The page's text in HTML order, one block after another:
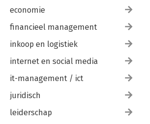
economie
financieel management
inkoop en logistiek
internet en social media
it-management / ict
juridisch
leiderschap